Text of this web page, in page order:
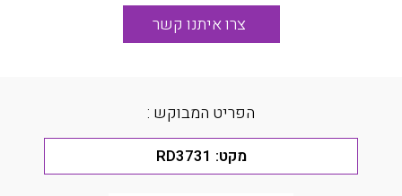
הפריט המבוקש :
מקט: RD3731